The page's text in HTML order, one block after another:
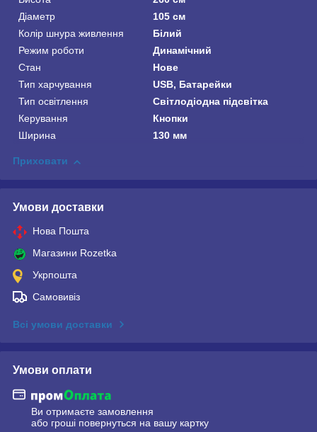
Діаметр
105 см
Колір шнура живлення
Білий
Режим роботи
Динамічний
Стан
Нове
Тип харчування
USB, Батарейки
Тип освітлення
Світлодіодна підсвітка
Керування
Кнопки
Ширина
130 мм
Приховати
Умови доставки
Нова Пошта
Магазини Rozetka
Укрпошта
Самовивіз
Всі умови доставки
Умови оплати
Ви отримаєте замовлення
або гроші повернуться на вашу картку